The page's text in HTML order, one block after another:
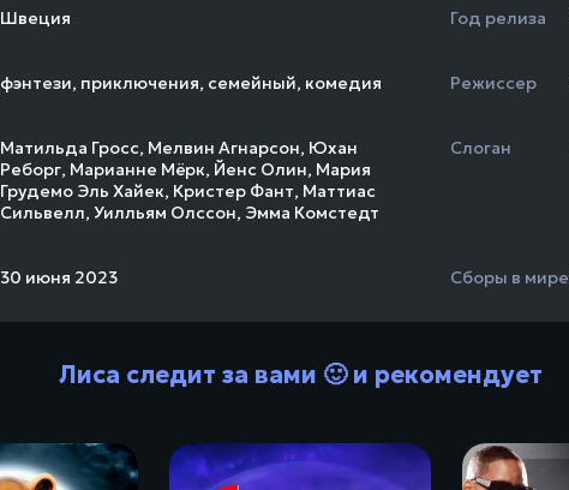
Швеция Год релиза
фэнтези, приключения, семейный, комедия Режиссер
Матильда Гросс, Мелвин Агнарсон, Юхан
Реборг, Марианне Мёрк, Йенс Олин, Мария
Грудемо Эль Хайек, Кристер Фант, Маттиас
Сильвелл, Уилльям Олссон, Эмма Комстедт
Слоган
30 июня 2023 Сборы в мире
Лиса следит за вами 🙂 и рекомендует